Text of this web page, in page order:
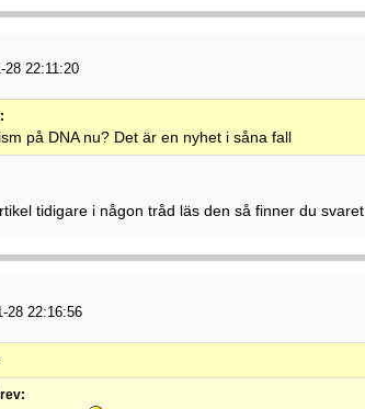
28 22:11:20
på DNA nu? Det är en nyhet i såna fall
tidigare i någon tråd läs den så finner du svaret.
28 22:16:56